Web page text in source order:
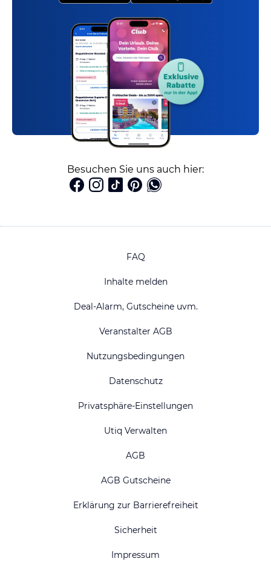
Besuchen Sie uns auch hier:
FAQ
Inhalte melden
Deal-Alarm, Gutscheine uvm.
Veranstalter AGB
Nutzungsbedingungen
Datenschutz
Privatsphäre-Einstellungen
Utiq Verwalten
AGB
AGB Gutscheine
Erklärung zur Barrierefreiheit
Sicherheit
Impressum